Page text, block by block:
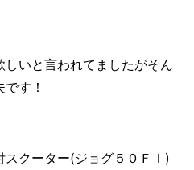
いと言われてましたがそん
す！
クーター(ジョグ５０ＦＩ)